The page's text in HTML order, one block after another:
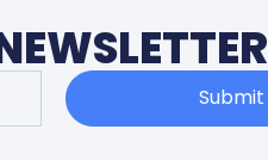
Submit